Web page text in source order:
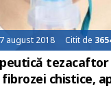
august 2018 Citit de
chistice,